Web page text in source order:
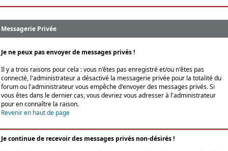
Messagerie Privée
Je ne peux pas envoyer de messages privés !
Il y a trois raisons pour cela : vous n'êtes pas enregistré et/ou n'êtes pas
connecté, l'administrateur a désactivé la messagerie privée pour la totalité du
forum ou l'administrateur vous empêche d'envoyer des messages privés. Si
vous êtes dans le dernier cas, vous devriez vous adresser à l'administrateur
pour en connaître la raison.
Revenir en haut de page
Je continue de recevoir des messages privés non-désirés !